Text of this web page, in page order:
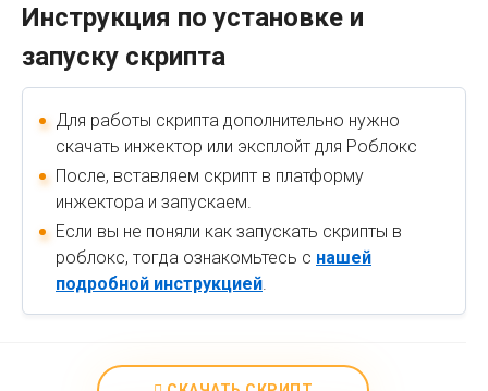
Инструкция по установке и
запуску скрипта
Для работы скрипта дополнительно нужно
скачать инжектор или эксплойт для Роблокс
После, вставляем скрипт в платформу
инжектора и запускаем.
Если вы не поняли как запускать скрипты в
роблокс, тогда ознакомьтесь с нашей
подробной инструкцией.